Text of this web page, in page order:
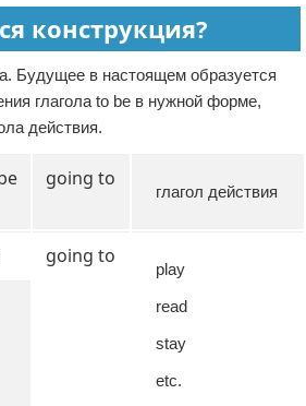
конструкция?
Будущее в настоящем образуется
глагола to be в нужной форме,
действия.
going to
глагол действия
going to
play
read
stay
etc.